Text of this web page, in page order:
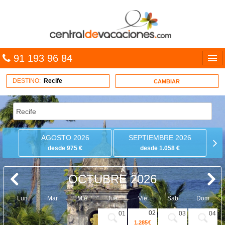
91 193 96 84
MULTIDESTINO
VACACIONES
HOTELES
CARIBE
OFERTAS
DESTINO: Recife CAMBIAR
AGOSTO 2026
desde 975 €
SEPTIEMBRE 2026
desde 1.058 €
OCTUBRE 2026
Lun Mar Mié Jue Vie Sab Dom
01 02
1.285 €
03 04